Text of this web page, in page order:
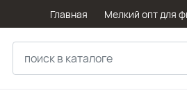
Главная Мелкий опт для